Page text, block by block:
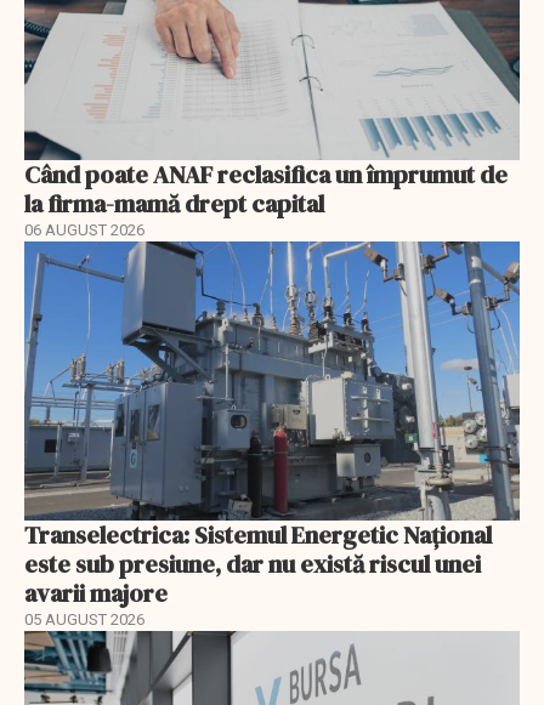
Când poate ANAF reclasifica un împrumut de
la firma-mamă drept capital
06 AUGUST 2026
Transelectrica: Sistemul Energetic Național
este sub presiune, dar nu există riscul unei
avarii majore
05 AUGUST 2026